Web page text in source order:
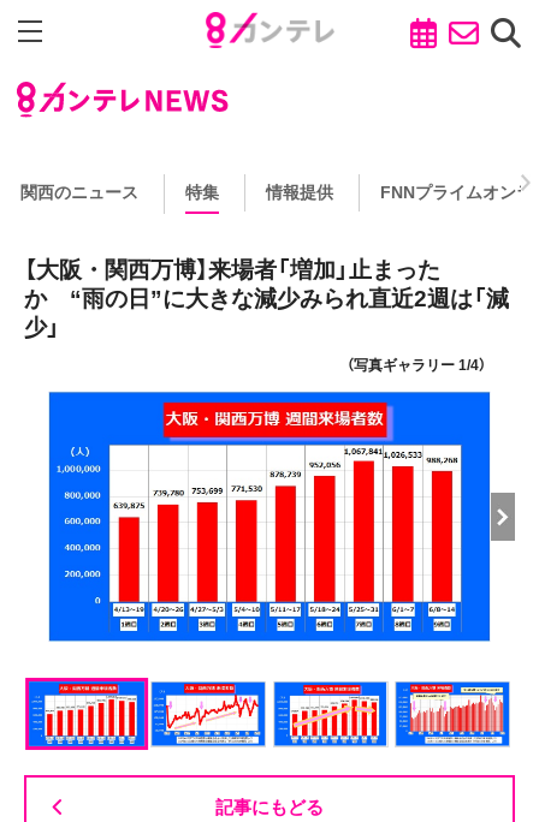
関西のニュース 特集 情報提供 FNNプライムオンラ
【大阪・関西万博】来場者「増加」止まった
か “雨の日”に大きな減少みられ直近2週は「減
少」
（写真ギャラリー 1/4）
記事にもどる